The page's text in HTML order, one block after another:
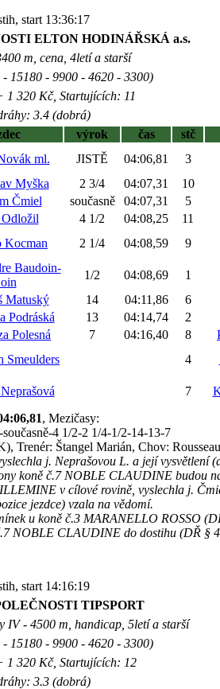
start 13:36:17
ELTON HODINÁŘSKÁ a.s.
m, cena, 4letí a starší
15180 - 9900 - 4620 - 3300)
1 320 Kč, Startujících: 11
3.4 (dobrá)
výrok čas stč
ml. JISTĚ 04:06,81 3
Myška 2 3/4 04:07,31 10
Čmiel současně 04:07,31 5
Odložil 4 1/2 04:08,25 11
Kocman 2 1/4 04:08,59 9
Baudoin-
1/2 04:08,69 1
Matuský 14 04:11,86 6
Podráská 13 04:14,74 2
Polesná 7 04:16,40 8
Smeulders 4
7
, Mezičasy:
4 1/2-2 1/4-1/2-14-13-7
Trenér: Štangel Marián, Chov:
j. Neprašovou L. a její vysvětlení
koně č.7 NOBLE CLAUDINE budou
v cílové rovině, vyslechla j.
jezdce) vzala na vědomí.
u koně č.3 MARANELLO ROSSO
NOBLE CLAUDINE do dostihu (DŘ §
start 14:16:19
TIPSPORT
IV - 4500 m, handicap, 5letí a starší
15180 - 9900 - 4620 - 3300)
1 320 Kč, Startujících: 12
3.3 (dobrá)